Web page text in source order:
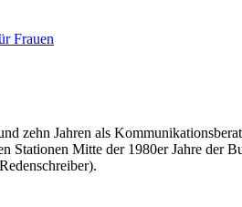
Frauen
zehn Jahren als
Mitte der 1980er Jahre der